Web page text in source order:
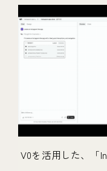
V0を活用した、「